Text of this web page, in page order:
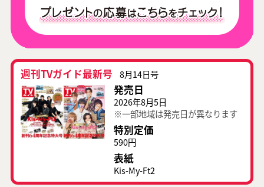
週刊TVガイド最新号 8月14日号
発売日
2026年8月5日
※一部地域は発売日が異なります
特別定価
590円
表紙
Kis-My-Ft2